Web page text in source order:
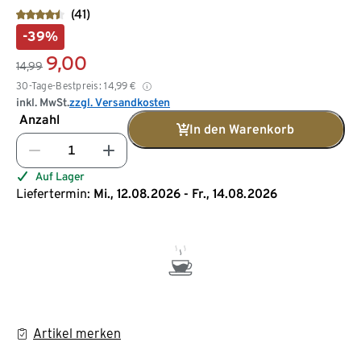
(41)
-39%
14,99 9,00
30-Tage-Bestpreis: 14,99 €
inkl. MwSt.zzgl. Versandkosten
Anzahl
In den Warenkorb
Auf Lager
Liefertermin: Mi., 12.08.2026 - Fr., 14.08.2026
Artikel merken